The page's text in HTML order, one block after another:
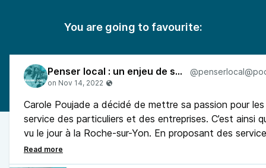
You are going to favourite:
Penser local : un enjeu de société
Carole Poujade a décidé de mettre sa passion pour
service des particuliers et des entreprises. C’est ainsi
vu le jour à la Roche-sur-Yon. En proposant des
soutien à l’écriture et à la rédaction, l’éditrice
particuliers à mettre en page leurs récits. Inspir’85